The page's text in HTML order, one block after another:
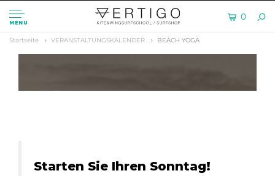
MENU
0
Startseite VERANSTALTUNGSKALENDER BEACH YOGA
Starten Sie Ihren Sonntag!